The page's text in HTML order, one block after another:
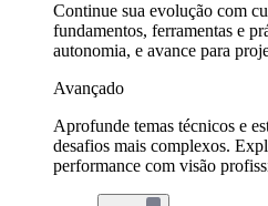
Continue sua evolução com
fundamentos, ferramentas e
autonomia, e avance para
Avançado
Aprofunde temas técnicos e
desafios mais complexos.
performance com visão